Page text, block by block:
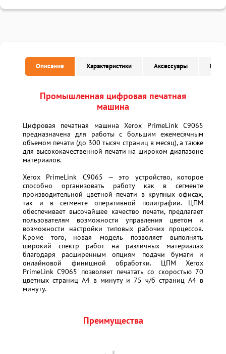
Описание Характеристики Аксессуары
Промышленная цифровая печатная
машина
Цифровая печатная машина Xerox PrimeLink C9065
предназначена для работы с большим ежемесячным
объемом печати (до 300 тысяч страниц в месяц), а также
для высококачественной печати на широком диапазоне
материалов.
Xerox PrimeLink C9065 — это устройство, которое
способно организовать работу как в сегменте
производительной цветной печати в крупных офисах,
так и в сегменте оперативной полиграфии. ЦПМ
обеспечивает высочайшее качество печати, предлагает
пользователям возможности управления цветом и
возможности настройки типовых рабочих процессов.
Кроме того, новая модель позволяет выполнять
широкий спектр работ на различных материалах
благодаря расширенным опциям подачи бумаги и
онлайновой финишной обработки. ЦПМ Xerox
PrimeLink C9065 позволяет печатать со скоростью 70
цветных страниц А4 в минуту и 75 ч/б страниц А4 в
минуту.
Преимущества